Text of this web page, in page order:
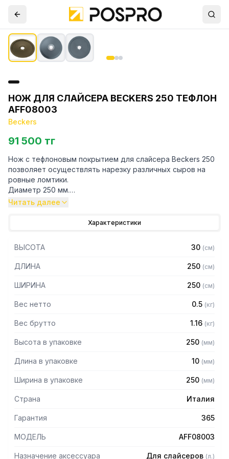
НОЖ ДЛЯ СЛАЙСЕРА BECKERS 250 ТЕФЛОН
AFF08003
Beckers
91 500 тг
Нож с тефлоновым покрытием для слайсера Beckers 250
позволяет осуществлять нарезку различных сыров на
ровные ломтики.
Диаметр 250 мм.
Поставляется в индивидуальной упаковке.
Читать далее
Характеристики
ВЫСОТА 30 (см)
ДЛИНА 250 (см)
ШИРИНА 250 (см)
Вес нетто 0.5 (кг)
Вес брутто 1.16 (кг)
Высота в упаковке 250 (мм)
Длина в упаковке 10 (мм)
Ширина в упаковке 250 (мм)
Страна Италия
Гарантия 365
МОДЕЛЬ AFF08003
Назначение аксессуара Для слайсеров (л.)